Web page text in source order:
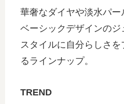
華奢なダイヤや淡水パー
ベーシックデザインの
スタイルに自分らしさ
るラインナップ。
TREND